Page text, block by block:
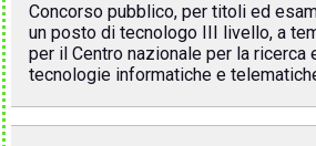
Concorso pubblico, per titoli ed
un posto di tecnologo III livello, a
per il Centro nazionale per la ricerca
tecnologie informatiche e